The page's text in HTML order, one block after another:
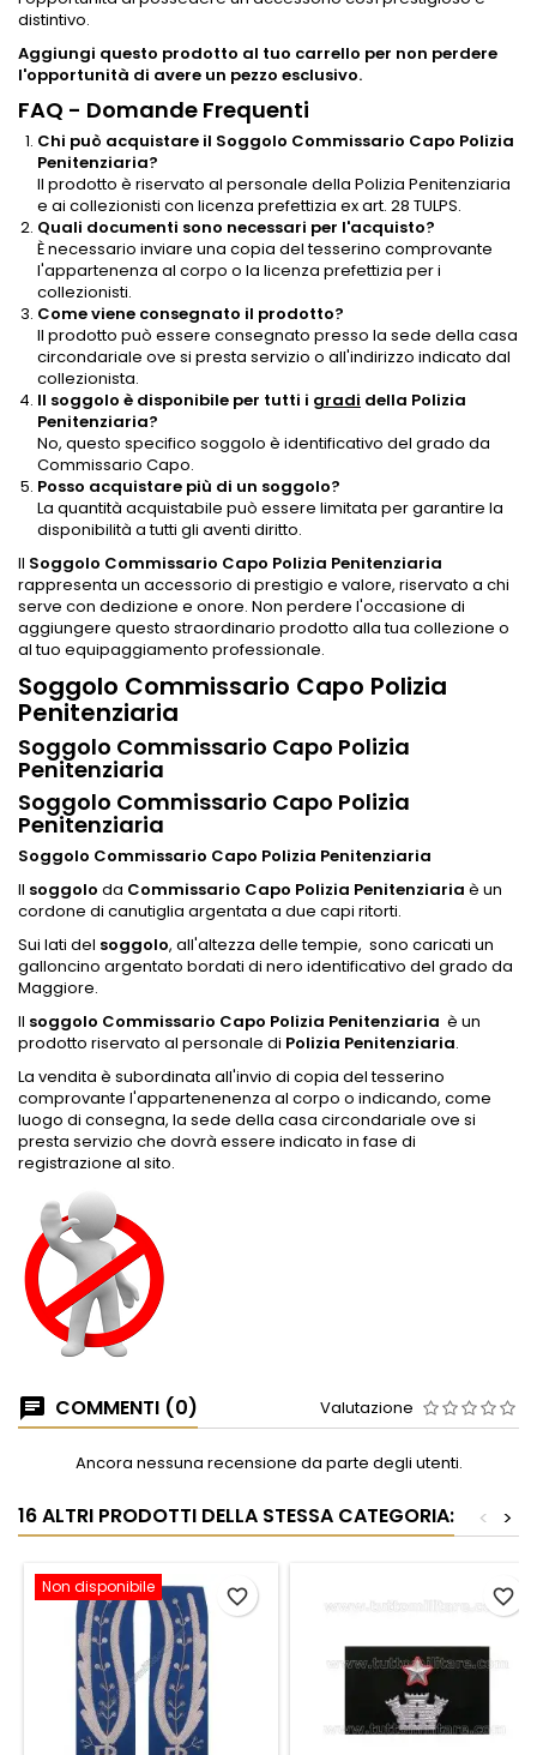
distintivo.
Aggiungi questo prodotto al tuo carrello per non perdere
l'opportunità di avere un pezzo esclusivo.
FAQ - Domande Frequenti
Chi può acquistare il Soggolo Commissario Capo Polizia
Penitenziaria?
Il prodotto è riservato al personale della Polizia Penitenziaria
e ai collezionisti con licenza prefettizia ex art. 28 TULPS.
Quali documenti sono necessari per l'acquisto?
È necessario inviare una copia del tesserino comprovante
l'appartenenza al corpo o la licenza prefettizia per i
collezionisti.
Come viene consegnato il prodotto?
Il prodotto può essere consegnato presso la sede della casa
circondariale ove si presta servizio o all'indirizzo indicato dal
collezionista.
Il soggolo è disponibile per tutti i gradi della Polizia
Penitenziaria?
No, questo specifico soggolo è identificativo del grado da
Commissario Capo.
Posso acquistare più di un soggolo?
La quantità acquistabile può essere limitata per garantire la
disponibilità a tutti gli aventi diritto.
Il Soggolo Commissario Capo Polizia Penitenziaria
rappresenta un accessorio di prestigio e valore, riservato a chi
serve con dedizione e onore. Non perdere l'occasione di
aggiungere questo straordinario prodotto alla tua collezione o
al tuo equipaggiamento professionale.
Soggolo Commissario Capo Polizia
Penitenziaria
Soggolo Commissario Capo Polizia
Penitenziaria
Soggolo Commissario Capo Polizia
Penitenziaria
Soggolo Commissario Capo Polizia Penitenziaria
Il soggolo da Commissario Capo Polizia Penitenziaria è un
cordone di canutiglia argentata a due capi ritorti.
Sui lati del soggolo, all'altezza delle tempie, sono caricati un
galloncino argentato bordati di nero identificativo del grado da
Maggiore.
Il soggolo Commissario Capo Polizia Penitenziaria è un
prodotto riservato al personale di Polizia Penitenziaria.
La vendita è subordinata all'invio di copia del tesserino
comprovante l'appartenenenza al corpo o indicando, come
luogo di consegna, la sede della casa circondariale ove si
presta servizio che dovrà essere indicato in fase di
registrazione al sito.
COMMENTI (0) Valutazione
Ancora nessuna recensione da parte degli utenti.
16 ALTRI PRODOTTI DELLA STESSA CATEGORIA: >
<
Non disponibile favorite_border favorite_border